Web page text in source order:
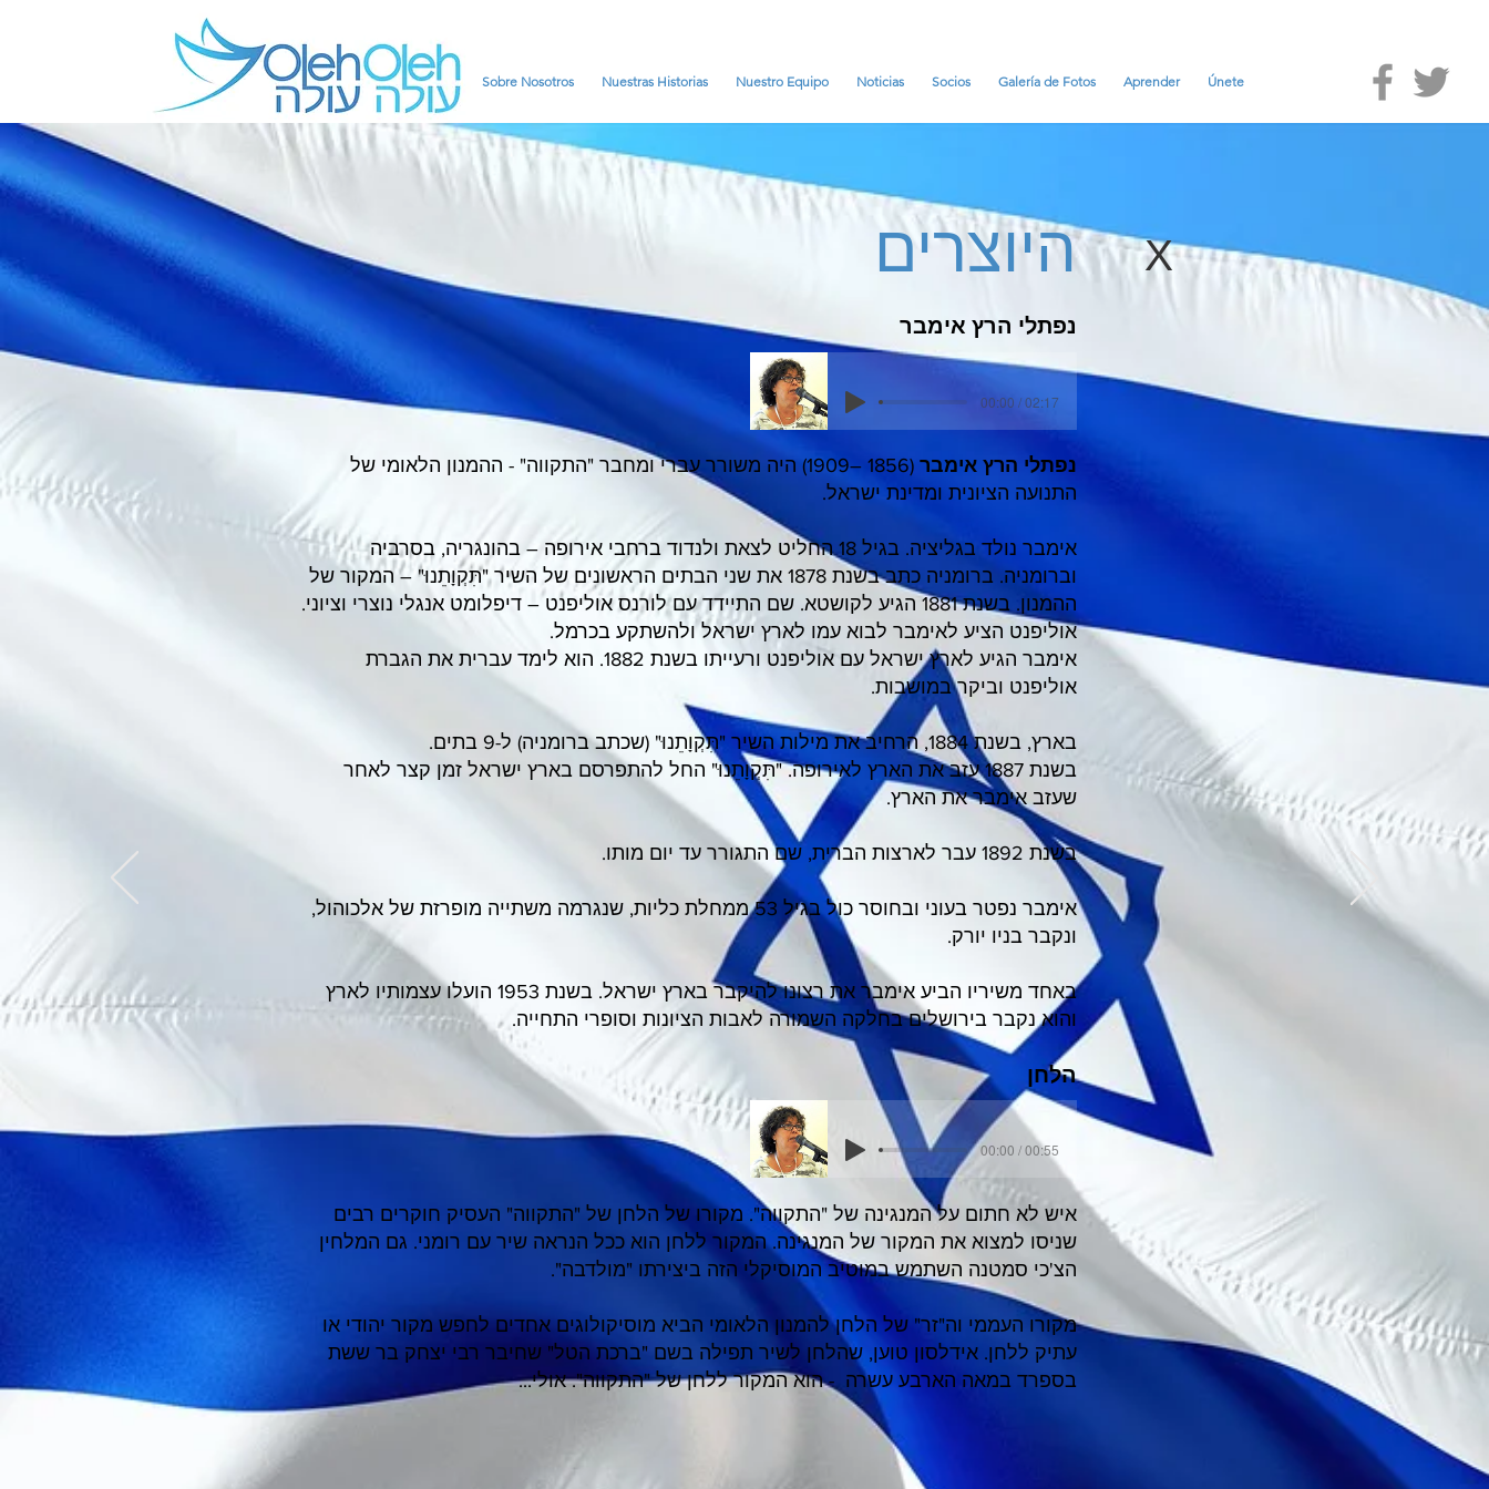
Sobre Nosotros Nuestras Historias Nuestro Equipo Noticias Socios Galería de Fotos Aprender Únete
היוצרים
נפתלי הרץ אימבר
נפתלי הרץ אימבר
(1856 –1909) היה משורר עברי ומחבר "התקווה" - ההמנון הלאומי של
התנועה הציונית ומדינת ישראל.
אימבר נולד בגליציה. בגיל 18 החליט לצאת ולנדוד ברחבי אירופה – בהונגריה, בסרביה
וברומניה. ברומניה כתב בשנת 1878 את שני הבתים הראשונים של השיר "תִּקְוָתֵנוּ" – המקור של
ההמנון. בשנת 1881 הגיע לקושטא. שם התיידד עם לורנס אוליפנט – דיפלומט אנגלי נוצרי וציוני.
אוליפנט הציע לאימבר לבוא עמו לארץ ישראל ולהשתקע בכרמל.
אימבר הגיע לארץ ישראל עם אוליפנט ורעייתו בשנת 1882. הוא לימד עברית את הגברת
אוליפנט וביקר במושבות.
בארץ, בשנת 1884, הרחיב את מילות השיר "תִּקְוָתֵנוּ" (שכתב ברומניה) ל-9 בתים.
בשנת 1887 עזב את הארץ לאירופה. "תִּקְוָתֵנוּ" החל להתפרסם בארץ ישראל זמן קצר לאחר
שעזב אימבר את הארץ.
בשנת 1892 עבר לארצות הברית, שם התגורר עד יום מותו.
אימבר נפטר בעוני ובחוסר כול בגיל 53 ממחלת כליות, שנגרמה משתייה מופרזת של אלכוהול,
ונקבר בניו יורק.
באחד משיריו הביע אימבר את רצונו להיקבר בארץ ישראל. בשנת 1953 הועלו עצמותיו לארץ
והוא נקבר בירושלים בחלקה השמורה לאבות הציונות וסופרי התחייה.
הלחן
איש לא חתום על המנגינה של "התקווה". מקורו של הלחן של "התקווה" העסיק חוקרים רבים
שניסו למצוא את המקור של המנגינה. המקור ללחן הוא ככל הנראה שיר עם רומני. גם המלחין
הצ'כי סמטנה השתמש במוטיב המוסיקלי הזה ביצירתו "מולדבה".
מקורו העממי וה"זר" של הלחן להמנון הלאומי הביא מוסיקולוגים אחדים לחפש מקור יהודי או
עתיק ללחן. אידלסון טוען, שהלחן לשיר תפילה בשם "ברכת הטל" שחיבר רבי יצחק בר ששת
בספרד במאה הארבע עשרה - הוא המקור ללחן של "התקווה". אולי...
X
00:00 / 02:17
00:00 / 00:55